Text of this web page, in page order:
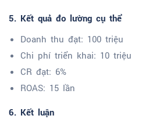
5. Kết quả đo lường cụ thể
Doanh thu đạt: 100 triệu
Chi phí triển khai: 10 triệu
CR đạt: 6%
ROAS: 15 lần
6. Kết luận